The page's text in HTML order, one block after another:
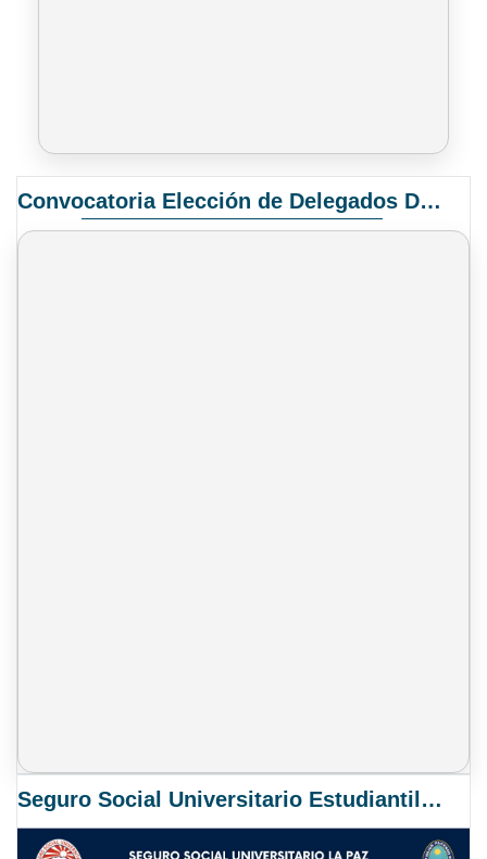
Convocatoria Elección de Delegados Docentes para el XIV Congreso Nacional de Universidades
Seguro Social Universitario Estudiantil SSUE